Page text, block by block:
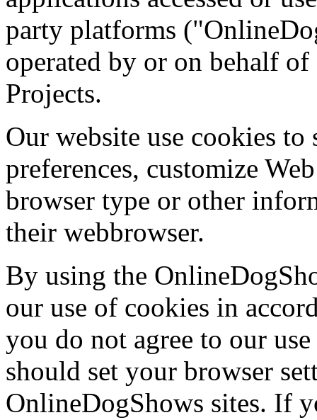
party platforms
operated by or on behalf
Projects.
Our website use cookies
preferences, customize
browser type or other
their webbrowser.
By using the
our use of cookies in
you do not agree to our
should set your browser
OnlineDogShows sites. If